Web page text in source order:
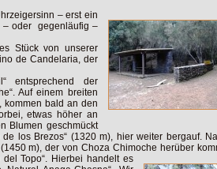
– erst ein
– oder gegenläufig –
Stück von unserer
de Candelaria, der
entsprechend der
Auf einem breiten
kommen bald an den
etwas höher an
Blumen geschmückt
los Brezos“ (1320 m), hier weiter bergauf.
m), der von Choza Chimoche herüber
Topo“. Hierbei handelt es